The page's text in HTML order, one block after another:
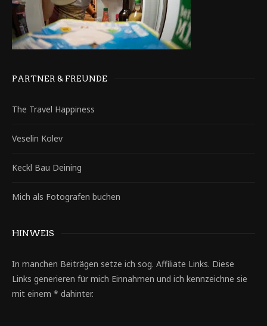
PARTNER & FREUNDE
The Travel Happiness
Veselin Kolev
Keckl Bau Deining
Mich als Fotografen buchen
HINWEIS
In manchen Beiträgen setze ich sog. Affiliate Links. Diese
Links generieren für mich Einnahmen und ich kennzeichne sie
mit einem * dahinter.